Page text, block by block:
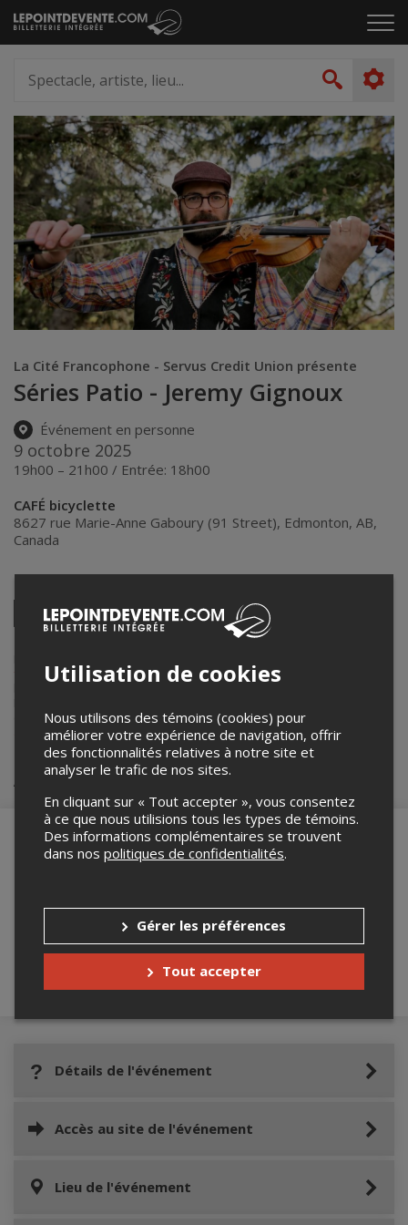
Passer
au
le
artiste,
lieu...
La Cité Francophone - Servus Credit Union présente
Séries Patio - Jeremy Gignoux
Événement en personne
9 octobre 2025
19h00 – 21h00 / Entrée: 18h00
CAFÉ bicyclette
8627 rue Marie-Anne Gaboury (91 Street), Edmonton, AB,
Canada
Facebook LinkedinPinterestEnvoyer
francophone dans le cadre de l’affichage en ligne et la vente de
contacter l’organisateur de l’événement,La Cité francophone
accounting@lacitefranco.ca.
Achat de billets
Détails de l'événement
Accès au site de l'événement
Lieu de l'événement
Utilisation de cookies
Nous utilisons des témoins (cookies) pour
améliorer votre expérience de navigation, offrir
des fonctionnalités relatives à notre site et
analyser le trafic de nos sites.
En cliquant sur « Tout accepter », vous consentez
à ce que nous utilisions tous les types de témoins.
Des informations complémentaires se trouvent
dans nos politiques de confidentialités.
Gérer les préférences
Tout accepter